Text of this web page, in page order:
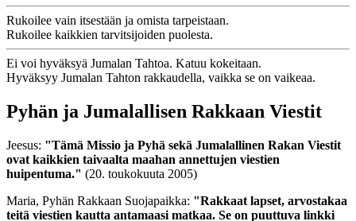
Rukoilee vain itsestään ja omista tarpeistaan.
Rukoilee kaikkien tarvitsijoiden puolesta.
Ei voi hyväksyä Jumalan Tahtoa. Katuu kokeitaan.
Hyväksyy Jumalan Tahton rakkaudella, vaikka se on vaikeaa.
Pyhän ja Jumalallisen Rakkaan Viestit
Jeesus: "Tämä Missio ja Pyhä sekä Jumalallinen Rakan Viestit
ovat kaikkien taivaalta maahan annettujen viestien
huipentuma." (20. toukokuuta 2005)
Maria, Pyhän Rakkaan Suojapaikka: "Rakkaat lapset, arvostakaa
teitä viestien kautta antamaasi matkaa. Se on puuttuva linkki